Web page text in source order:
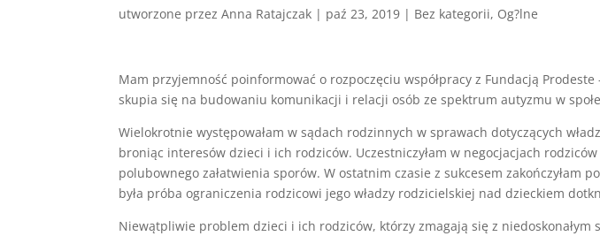
utworzone przezAnna Ratajczak | paź 23, 2019 | Bez kategorii, Og?lne
Mam przyjemność poinformować o rozpoczęciu współpracy z Fundacją
skupia się na budowaniu komunikacji i relacji osób ze spektrum autyzmu w
Wielokrotnie występowałam w sądach rodzinnych w sprawach dotyczących
broniąc interesów dzieci i ich rodziców. Uczestniczyłam w negocjacjach
polubownego załatwienia sporów. W ostatnim czasie z sukcesem zakończyłam
była próba ograniczenia rodzicowi jego władzy rodzicielskiej nad dzieckiem
Niewątpliwie problem dzieci i ich rodziców, którzy zmagają się z